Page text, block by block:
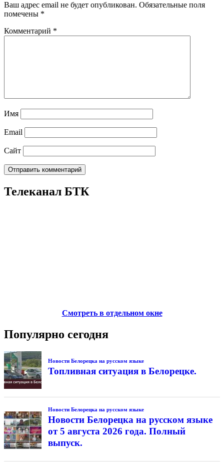
Ваш адрес email не будет опубликован. Обязательные поля
помечены *
Комментарий *
Имя
Email
Сайт
Телеканал БТК
Смотреть в отдельном окне
Популярно сегодня
Новости Белорецка на русском языке
Топливная ситуация в Белорецке.
Новости Белорецка на русском языке
Новости Белорецка на русском языке
от 5 августа 2026 года. Полный
выпуск.